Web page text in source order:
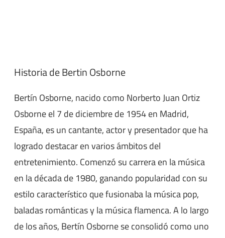
Historia de Bertin Osborne
Bertín Osborne, nacido como Norberto Juan Ortiz
Osborne el 7 de diciembre de 1954 en Madrid,
España, es un cantante, actor y presentador que ha
logrado destacar en varios ámbitos del
entretenimiento. Comenzó su carrera en la música
en la década de 1980, ganando popularidad con su
estilo característico que fusionaba la música pop,
baladas románticas y la música flamenca. A lo largo
de los años, Bertín Osborne se consolidó como uno